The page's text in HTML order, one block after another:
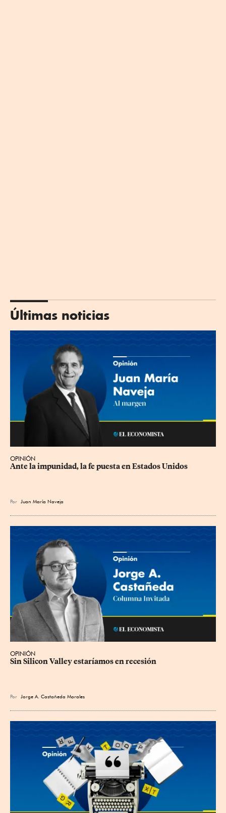
Últimas noticias
OPINIÓN
Ante la impunidad, la fe puesta en Estados Unidos
Por Juan María Naveja
OPINIÓN
Sin Silicon Valley estaríamos en recesión
Por Jorge A. Castañeda Morales